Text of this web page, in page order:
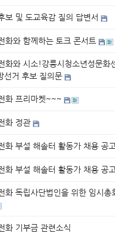
보 및 도교육감 질의 답변서
화와 함께하는 토크 콘서트
화와 시소!강릉시청소년성문화
선거 후보 질의문
화 프리마켓~~~
화 정관
화 부설 해솔터 활동가 채용 공
화 부설 해솔터 활동가 채용 공
화 독립사단법인을 위한 임시총
화 기부금 관련소식